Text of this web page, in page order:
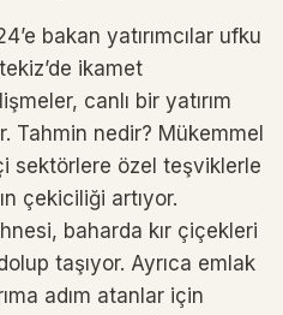
bakan yatırımcılar ufku
ikamet
canlı bir yatırım
Tahmin nedir? Mükemmel
sektörlere özel teşviklerle
çekiciliği artıyor.
baharda kır çiçekleri
taşıyor. Ayrıca emlak
adım atanlar için